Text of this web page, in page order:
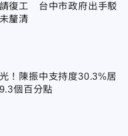
復工 台中市政府出手駁
釐清
！陳振中支持度30.3%居
個百分點